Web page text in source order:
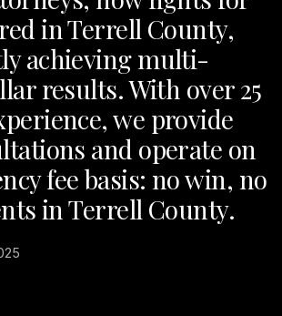
in Terrell County,
achieving multi-
results. With over 25
we provide
and operate on
fee basis: no win, no
in Terrell County.